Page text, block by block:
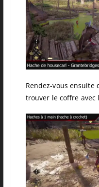
Rendez-vous ensuite
trouver le coffre avec